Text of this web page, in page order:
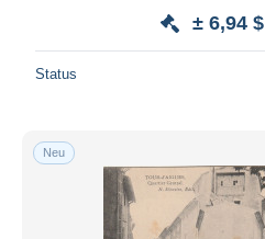
± 6,94 $
Status
Neu